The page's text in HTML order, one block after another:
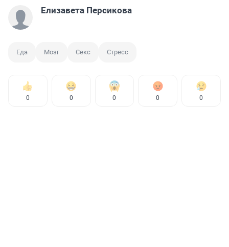
Елизавета Персикова
Еда Мозг Секс Стресс
0 0 0 0 0